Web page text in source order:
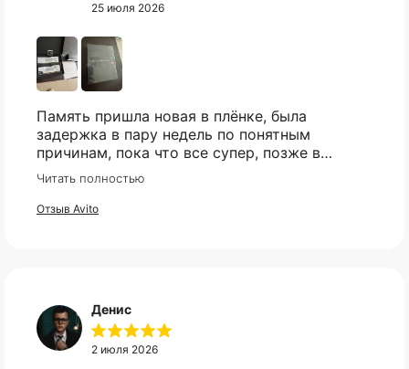
25 июля 2026
Память пришла новая в плёнке, была
задержка в пару недель по понятным
причинам, пока что все супер, позже в
сборке проверю и отзыв дополню
Читать полностью
Отзыв Avito
Денис
2 июля 2026